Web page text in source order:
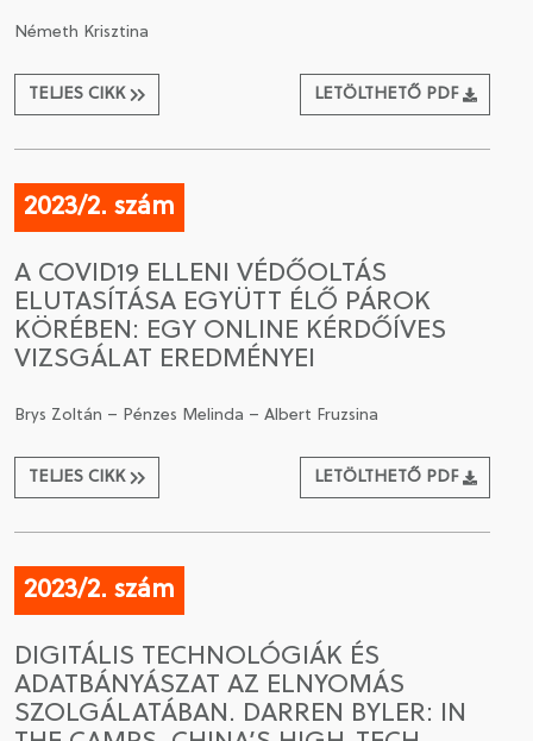
Németh Krisztina
TELJES CIKK LETÖLTHETŐ PDF
2023/2. szám
A COVID19 ELLENI VÉDŐOLTÁS
ELUTASÍTÁSA EGYÜTT ÉLŐ PÁROK
KÖRÉBEN: EGY ONLINE KÉRDŐÍVES
VIZSGÁLAT EREDMÉNYEI
Brys Zoltán – Pénzes Melinda – Albert Fruzsina
TELJES CIKK LETÖLTHETŐ PDF
2023/2. szám
DIGITÁLIS TECHNOLÓGIÁK ÉS
ADATBÁNYÁSZAT AZ ELNYOMÁS
SZOLGÁLATÁBAN. DARREN BYLER: IN